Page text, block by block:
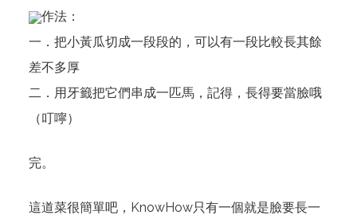
作法：
一．把小黃瓜切成一段段的，可以有一段比較長其餘
差不多厚
二．用牙籤把它們串成一匹馬，記得，長得要當臉哦
（叮嚀）
完。
這道菜很簡單吧，KnowHow只有一個就是臉要長一